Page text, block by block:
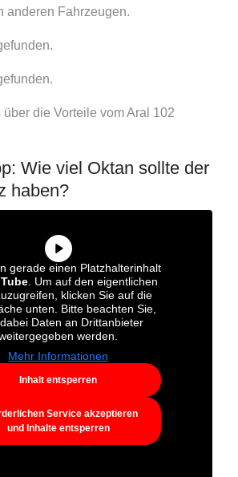
anderen Fahrzeugen.
über die Vorteile vom Aral 102
Wie viel Oktan sollte der
haben?
gerade einen Platzhalterinhalt
. Um auf den eigentlichen
klicken Sie auf die
unten. Bitte beachten Sie,
Daten an Drittanbieter
werden.
Mehr Informationen
Inhalt entsperren
Service akzeptieren
und Inhalte entsperren